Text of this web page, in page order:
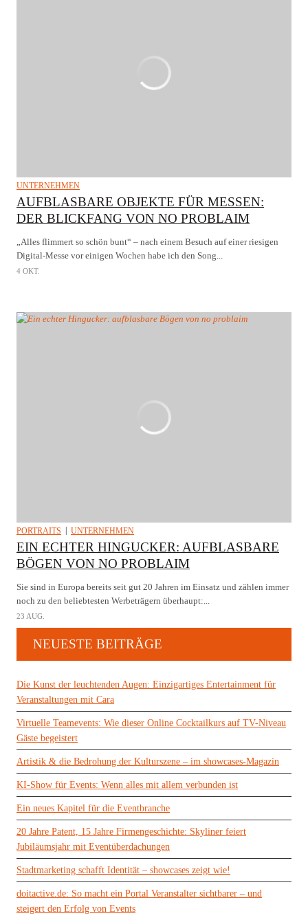
UNTERNEHMEN
AUFBLASBARE OBJEKTE FÜR MESSEN:
DER BLICKFANG VON NO PROBLAIM
„Alles flimmert so schön bunt“ – nach einem Besuch auf einer riesigen
Digital-Messe vor einigen Wochen habe ich den Song...
4 OKT.
PORTRAITS UNTERNEHMEN
EIN ECHTER HINGUCKER: AUFBLASBARE
BÖGEN VON NO PROBLAIM
Sie sind in Europa bereits seit gut 20 Jahren im Einsatz und zählen immer
noch zu den beliebtesten Werbeträgern überhaupt:...
23 AUG.
NEUESTE BEITRÄGE
Die Kunst der leuchtenden Augen: Einzigartiges Entertainment für
Veranstaltungen mit Cara
Virtuelle Teamevents: Wie dieser Online Cocktailkurs auf TV-Niveau
Gäste begeistert
Artistik & die Bedrohung der Kulturszene – im showcases-Magazin
KI-Show für Events: Wenn alles mit allem verbunden ist
Ein neues Kapitel für die Eventbranche
20 Jahre Patent, 15 Jahre Firmengeschichte: Skyliner feiert
Jubiläumsjahr mit Eventüberdachungen
Stadtmarketing schafft Identität – showcases zeigt wie!
doitactive.de: So macht ein Portal Veranstalter sichtbarer – und
steigert den Erfolg von Events